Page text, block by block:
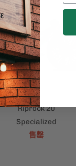
Riprock 20
Specialized
售罄